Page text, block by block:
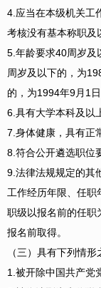
4.应当在本级机关工
考核没有基本称职及
5.年龄要求40周岁及
周岁及以下的，为
的，为1994年9月1日
6.具有大学本科及以
7.身体健康，具有正
8.符合公开遴选职位
9.法律法规规定的其
工作经历年限、任职
职级以报名前的任职
报名前取得。
（三）具有下列情
1.被开除中国共产党